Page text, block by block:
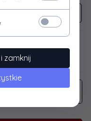
zamknij